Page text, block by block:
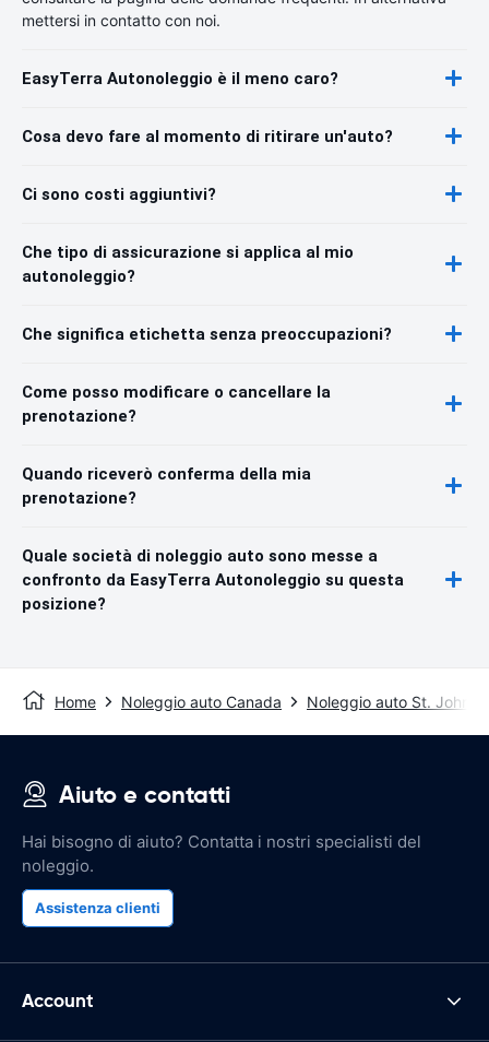
mettersi in contatto con noi.
EasyTerra Autonoleggio è il meno caro?
Cosa devo fare al momento di ritirare un'auto?
Ci sono costi aggiuntivi?
Che tipo di assicurazione si applica al mio
autonoleggio?
Che significa etichetta senza preoccupazioni?
Come posso modificare o cancellare la
prenotazione?
Quando riceverò conferma della mia
prenotazione?
Quale società di noleggio auto sono messe a
confronto da EasyTerra Autonoleggio su questa
posizione?
Home Noleggio auto Canada Noleggio auto St. John's,
Aiuto e contatti
Hai bisogno di aiuto? Contatta i nostri specialisti del
noleggio.
Assistenza clienti
Account